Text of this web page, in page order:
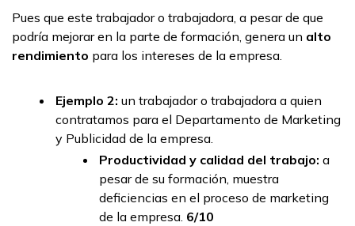
Pues que este trabajador o trabajadora, a pesar de que
podría mejorar en la parte de formación, genera un alto
rendimiento para los intereses de la empresa.
Ejemplo 2: un trabajador o trabajadora a quien
contratamos para el Departamento de Marketing
y Publicidad de la empresa.
Productividad y calidad del trabajo: a
pesar de su formación, muestra
deficiencias en el proceso de marketing
de la empresa. 6/10